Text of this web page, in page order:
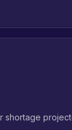
shortage